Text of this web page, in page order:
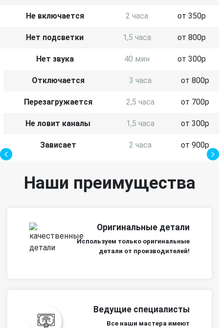
Не включается 2 часа от 350р
Нет подсветки 1,5 часа от 800р
Нет звука 40 мин от 300р
Отключается 3 часа от 800р
Перезагружается 2,5 часа от 700р
Не ловит каналы 1,5 часа от 300р
Зависает 2 часа от 900р
Наши преимущества
Оригинальные детали
Используем только оригинальные
детали от производителей!
Ведущие специалисты
Все наши мастера имеют